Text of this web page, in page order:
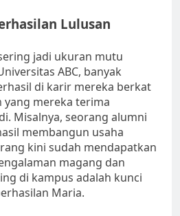
Lulusan
jadi ukuran mutu
ABC, banyak
di karir mereka berkat
mereka terima
Misalnya, seorang alumni
membangun usaha
kini sudah mendapatkan
magang dan
di kampus adalah kunci
Maria.